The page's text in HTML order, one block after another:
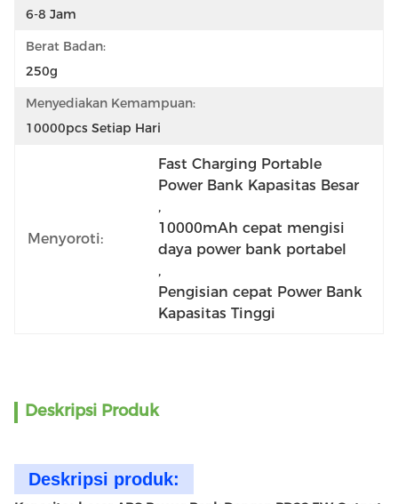
6-8 Jam
Berat Badan:
250g
Menyediakan Kemampuan:
10000pcs Setiap Hari
Menyoroti:
Fast Charging Portable
Power Bank Kapasitas Besar
,
10000mAh cepat mengisi
daya power bank portabel
,
Pengisian cepat Power Bank
Kapasitas Tinggi
Deskripsi Produk
Deskripsi produk: